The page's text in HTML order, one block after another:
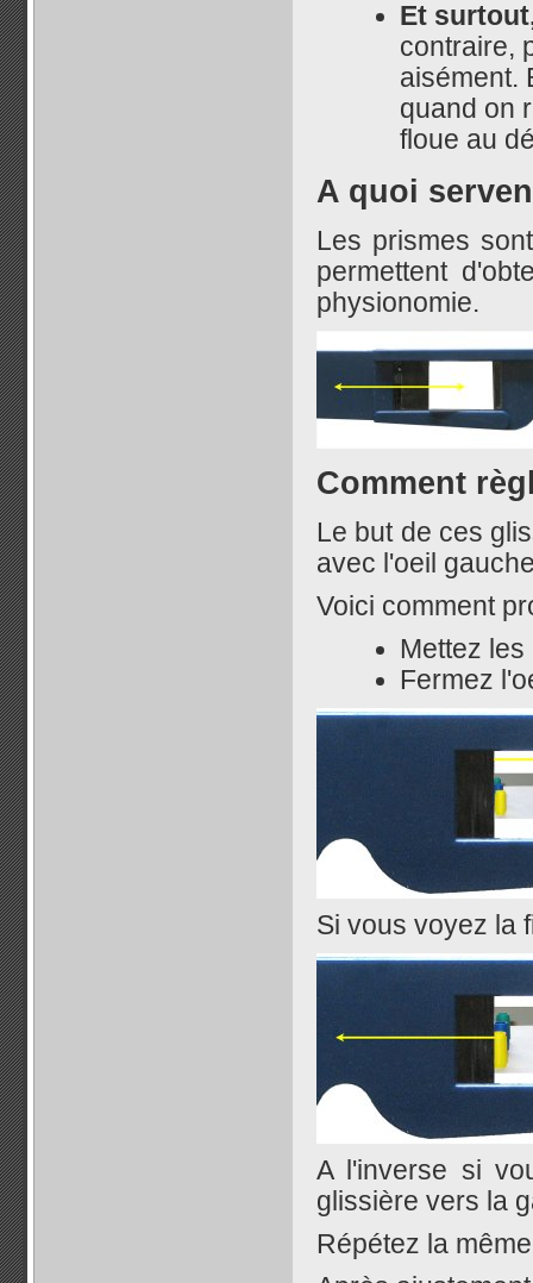
Et
contraire,
aisément.
quand on
floue au
A quoi
Les prismes
permettent
physionomie.
Comment
Le but de ces
avec l'oeil
Voici comment
Mettez
Fermez
Si vous voyez la
A l'inverse si
glissière vers la
Répétez la